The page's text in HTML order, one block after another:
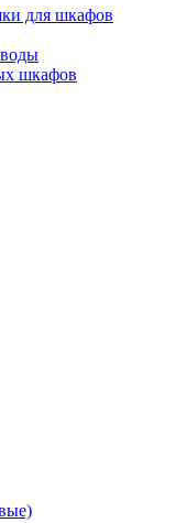
для шкафов
шкафов